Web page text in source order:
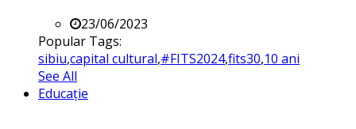
23/06/2023
Popular Tags:
sibiu,capital cultural,#FITS2024,fits30,10 ani
See All
Educație